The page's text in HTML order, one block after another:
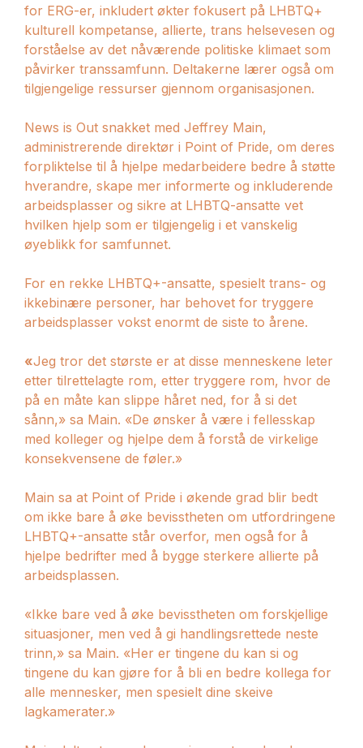
for ERG-er, inkludert økter fokusert på LHBTQ+
kulturell kompetanse, allierte, trans helsevesen og
forståelse av det nåværende politiske klimaet som
påvirker transsamfunn. Deltakerne lærer også om
tilgjengelige ressurser gjennom organisasjonen.
News is Out snakket med Jeffrey Main,
administrerende direktør i Point of Pride, om deres
forpliktelse til å hjelpe medarbeidere bedre å støtte
hverandre, skape mer informerte og inkluderende
arbeidsplasser og sikre at LHBTQ-ansatte vet
hvilken hjelp som er tilgjengelig i et vanskelig
øyeblikk for samfunnet.
For en rekke LHBTQ+-ansatte, spesielt trans- og
ikkebinære personer, har behovet for tryggere
arbeidsplasser vokst enormt de siste to årene.
«Jeg tror det største er at disse menneskene leter
etter tilrettelagte rom, etter tryggere rom, hvor de
på en måte kan slippe håret ned, for å si det
sånn,» sa Main. «De ønsker å være i fellesskap
med kolleger og hjelpe dem å forstå de virkelige
konsekvensene de føler.»
Main sa at Point of Pride i økende grad blir bedt
om ikke bare å øke bevisstheten om utfordringene
LHBTQ+-ansatte står overfor, men også for å
hjelpe bedrifter med å bygge sterkere allierte på
arbeidsplassen.
«Ikke bare ved å øke bevisstheten om forskjellige
situasjoner, men ved å gi handlingsrettede neste
trinn,» sa Main. «Her er tingene du kan si og
tingene du kan gjøre for å bli en bedre kollega for
alle mennesker, men spesielt dine skeive
lagkamerater.»